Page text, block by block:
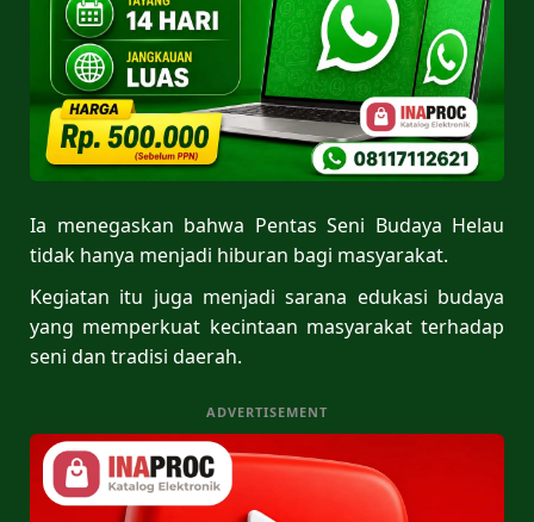
Ia menegaskan bahwa Pentas Seni Budaya Helau
tidak hanya menjadi hiburan bagi masyarakat.
Kegiatan itu juga menjadi sarana edukasi budaya
yang memperkuat kecintaan masyarakat terhadap
seni dan tradisi daerah.
ADVERTISEMENT